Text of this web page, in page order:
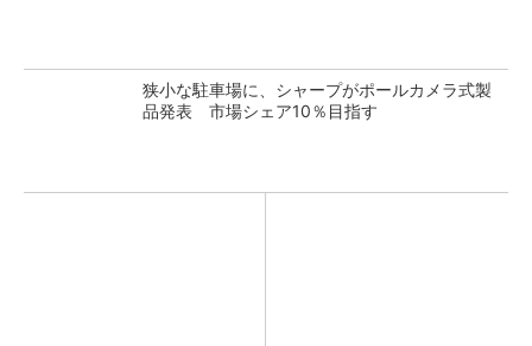
狭小な駐車場に、シャープがポールカメラ式製
品発表 市場シェア10％目指す